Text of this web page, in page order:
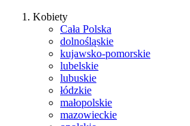
Kobiety
Cała Polska
dolnośląskie
kujawsko-pomorskie
lubelskie
lubuskie
łódzkie
małopolskie
mazowieckie